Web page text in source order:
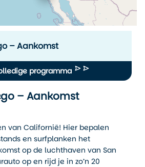
Leaflet| © OpenStreetMap
– Aankomst
programma
– Aankomst
van Californië! Hier bepalen
en surfplanken het
op de luchthaven van San
op en rijd je in zo’n 20